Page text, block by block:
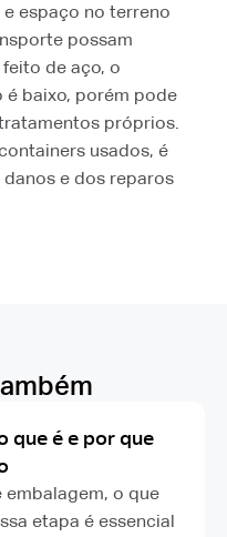
espaço no terreno
possam
de aço, o
baixo, porém pode
próprios.
usados, é
e dos reparos
que é e por que
embalagem, o que
etapa é essencial